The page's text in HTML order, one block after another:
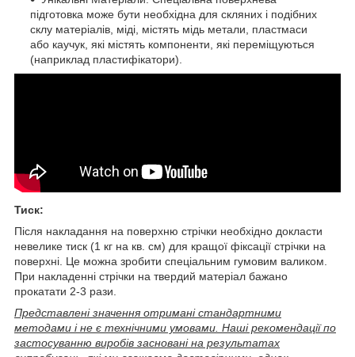
підготовка може бути необхідна для скляних і подібних
склу матеріалів, міді, містять мідь метали, пластмаси
або каучук, які містять компоненти, які переміщуються
(наприклад пластифікатори).
Тиск:
Після накладання на поверхню стрічки необхідно докласти
невелике тиск (1 кг на кв. см) для кращої фіксації стрічки на
поверхні. Це можна зробити спеціальним гумовим валиком.
При накладенні стрічки на твердий матеріал бажано
прокатати 2-3 рази.
Представлені значення отримані стандартними
методами і не є технічними умовами. Наші рекомендації по
застосуванню виробів засновані на результатах